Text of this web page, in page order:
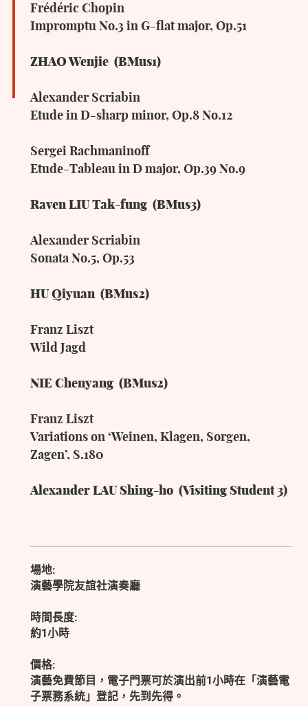
Frédéric Chopin
Impromptu No.3 in G-flat major, Op.51
ZHAO Wenjie (BMus1)
Alexander Scriabin
Etude in D-sharp minor, Op.8 No.12
Sergei Rachmaninoff
Etude-Tableau in D major, Op.39 No.9
Raven LIU Tak-fung (BMus3)
Alexander Scriabin
Sonata No.5, Op.53
HU Qiyuan (BMus2)
Franz Liszt
Wild Jagd
NIE Chenyang (BMus2)
Franz Liszt
Variations on ‘Weinen, Klagen, Sorgen,
Zagen’, S.180
Alexander LAU Shing-ho (Visiting Student 3)
場地:
演藝學院友誼社演奏廳
時間長度:
約1小時
價格:
演藝免費節目，電子門票可於演出前1小時在「演藝電
子票務系統」登記，先到先得。